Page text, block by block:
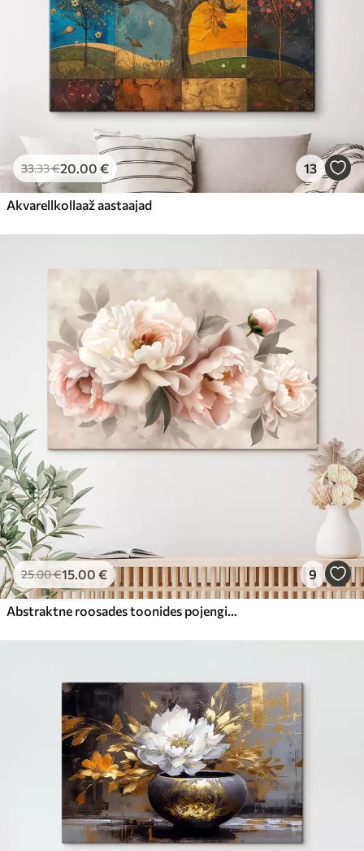
33.33€20.00 € 13
Akvarellkollaaž aastaajad
25.00€15.00 € 9
Abstraktne roosades toonides pojengide kimp